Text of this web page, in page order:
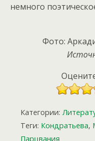
немного
Фото:
Категории:
Теги: Кондратьева,
Парцвания